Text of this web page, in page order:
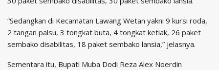
“Sedangkan di Kecamatan Lawang Wetan yakni 9 kursi roda,
2 tangan palsu, 3 tongkat buta, 4 tongkat ketiak, 26 paket
sembako disabilitas, 18 paket sembako lansia,” jelasnya.
Sementara itu, Bupati Muba Dodi Reza Alex Noerdin